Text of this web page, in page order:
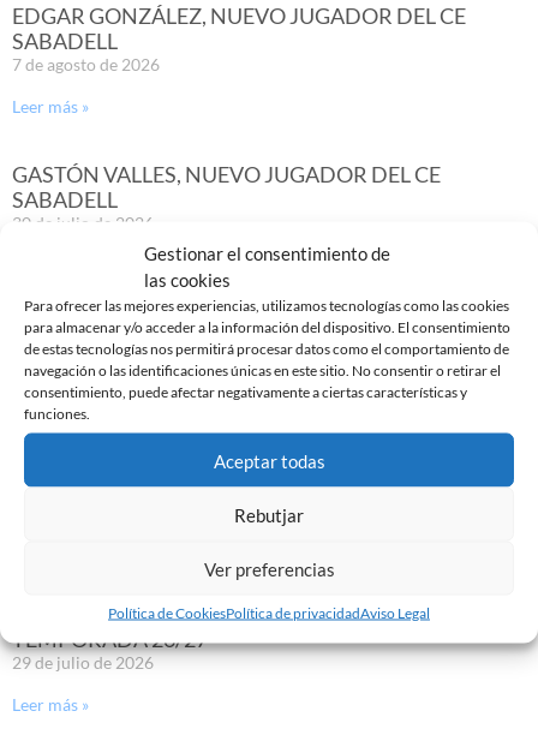
Gestionar el consentimiento de
las cookies
Para ofrecer las mejores experiencias, utilizamos tecnologías como las cookies
para almacenar y/o acceder a la información del dispositivo. El consentimiento
de estas tecnologías nos permitirá procesar datos como el comportamiento de
navegación o las identificaciones únicas en este sitio. No consentir o retirar el
consentimiento, puede afectar negativamente a ciertas características y
funciones.
Aceptar todas
Rebutjar
Ver preferencias
Política de CookiesPolítica de privacidadAviso Legal
EDGAR GONZÁLEZ, NUEVO JUGADOR DEL CE
SABADELL
7 de agosto de 2026
Leer más »
GASTÓN VALLES, NUEVO JUGADOR DEL CE
SABADELL
30 de julio de 2026
YA DISPONIBLE LA PRIMERA EQUIPACIÓN DE LA
TEMPORADA 26/27
29 de julio de 2026
Leer más »